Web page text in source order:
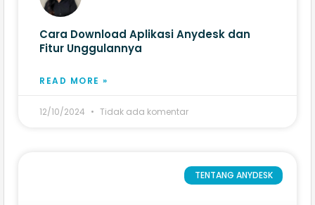
Cara Download Aplikasi Anydesk dan
Fitur Unggulannya
READ MORE »
12/10/2024 Tidak ada komentar
TENTANG ANYDESK